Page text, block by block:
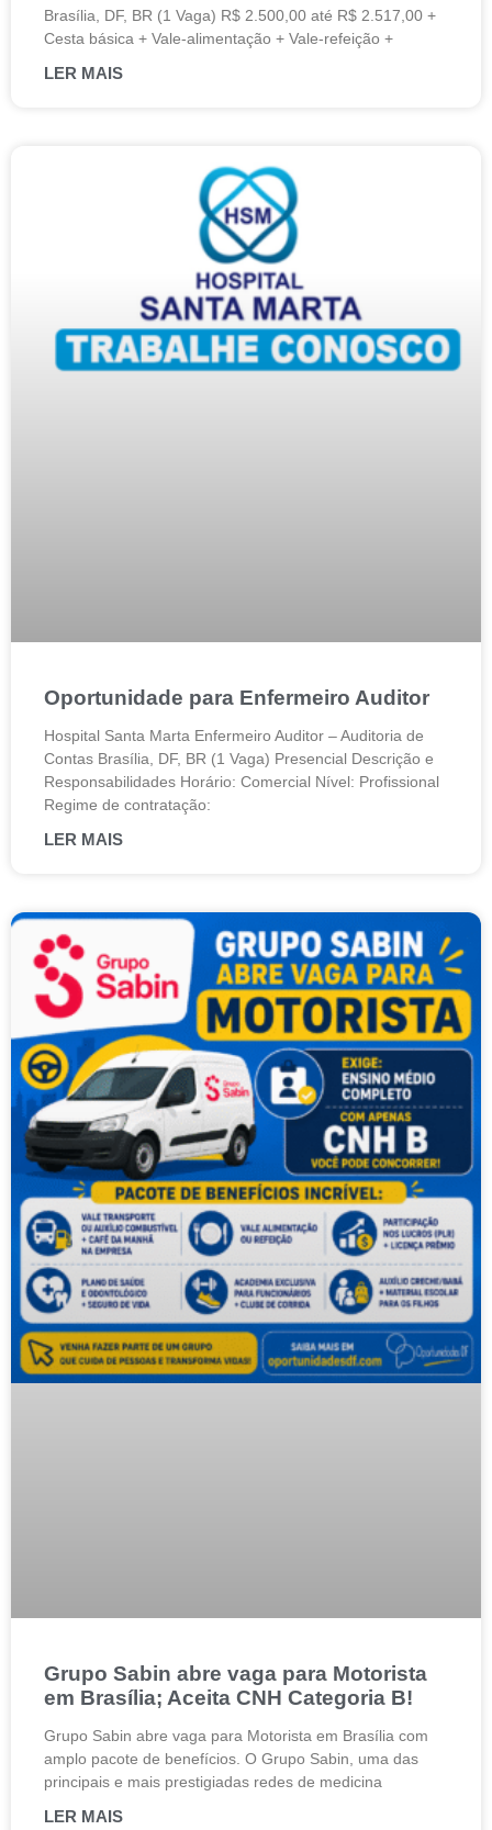
Brasília, DF, BR (1 Vaga) R$ 2.500,00 até R$ 2.517,00 +
Cesta básica + Vale-alimentação + Vale-refeição +
LER MAIS
Oportunidade para Enfermeiro Auditor
Hospital Santa Marta Enfermeiro Auditor – Auditoria de
Contas Brasília, DF, BR (1 Vaga) Presencial Descrição e
Responsabilidades Horário: Comercial Nível: Profissional
Regime de contratação:
LER MAIS
Grupo Sabin abre vaga para Motorista
em Brasília; Aceita CNH Categoria B!
Grupo Sabin abre vaga para Motorista em Brasília com
amplo pacote de benefícios. O Grupo Sabin, uma das
principais e mais prestigiadas redes de medicina
LER MAIS